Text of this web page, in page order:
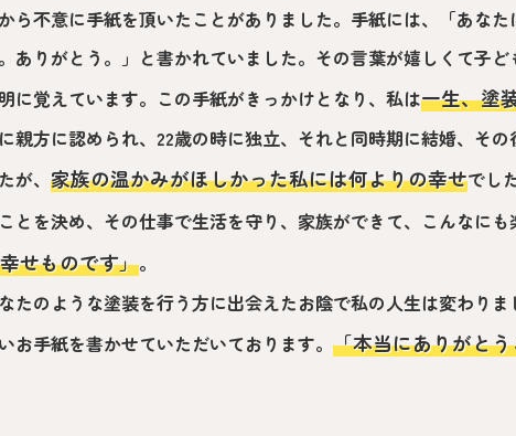
ら不意に手紙を頂いたことがありました。手紙には、「あな
ありがとう。」と書かれていました。その言葉が嬉しくて子
に覚えています。この手紙がきっかけとなり、私は一生、塗
親方に認められ、22歳の時に独立、それと同時期に結婚、そ
が、 家族の温かみがほしかった私には何よりの幸せでし
とを決め、その仕事で生活を守り、家族ができて、こんなに
せものです」。
たのような塗装を行う方に出会えたお陰で私の人生は変わり
お手紙を書かせていただいております。 「本当にありがと